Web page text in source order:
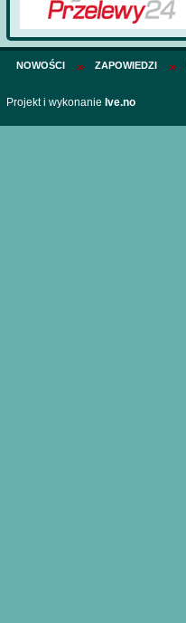
NOWOŚCI ZAPOWIEDZI
Projekt i wykonanie Ive.no